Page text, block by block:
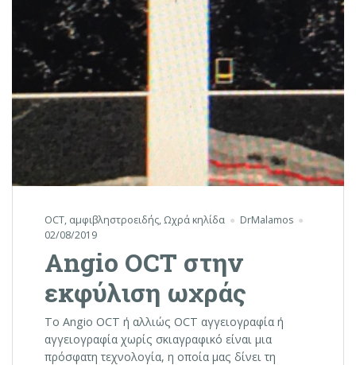
OCT, αμφιβληστροειδής,Ωχρά κηλίδα
DrMalamos
02/08/2019
Angio OCT στην
εκφύλιση ωχράς
Το Angio OCT ή αλλιώς OCT αγγειογραφία ή
αγγειογραφία χωρίς σκιαγραφικό είναι μια
πρόσφατη τεχνολογία, η οποία μας δίνει τη